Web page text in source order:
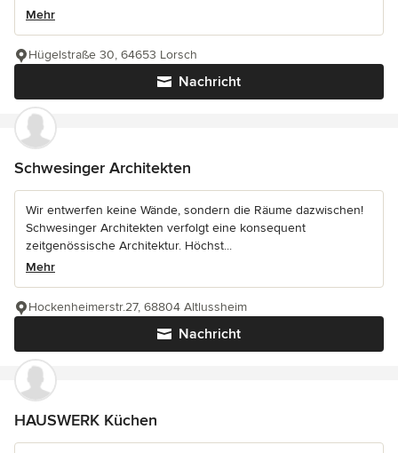
Mehr
Nachricht
Hügelstraße 30, 64653 Lorsch
Schwesinger Architekten
Wir entwerfen keine Wände, sondern die Räume dazwischen!
Schwesinger Architekten verfolgt eine konsequent
zeitgenössische Architektur. Höchst...
Mehr
Nachricht
Hockenheimerstr.27, 68804 Altlussheim
HAUSWERK Küchen